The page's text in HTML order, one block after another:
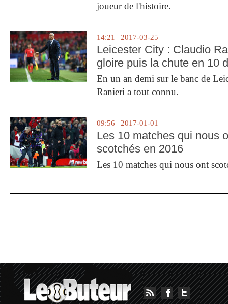
joueur de l'histoire.
14:21 | 2017-03-25
Leicester City : Claudio
gloire puis la chute en 10
En un an demi sur le banc de
Ranieri a tout connu.
09:56 | 2017-01-01
Les 10 matches qui nous
scotchés en 2016
Les 10 matches qui nous ont